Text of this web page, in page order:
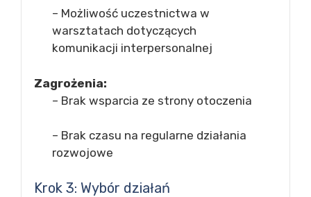
– Możliwość uczestnictwa w
warsztatach dotyczących
komunikacji interpersonalnej
Zagrożenia:
– Brak wsparcia ze strony otoczenia
– Brak czasu na regularne działania
rozwojowe
Krok 3: Wybór działań